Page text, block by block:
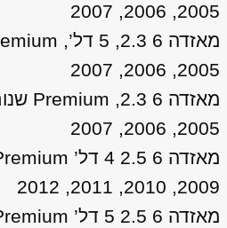
2005, 2006, 2007
2005, 2006, 2007
2005, 2006, 2007
2009, 2010, 2011, 2012